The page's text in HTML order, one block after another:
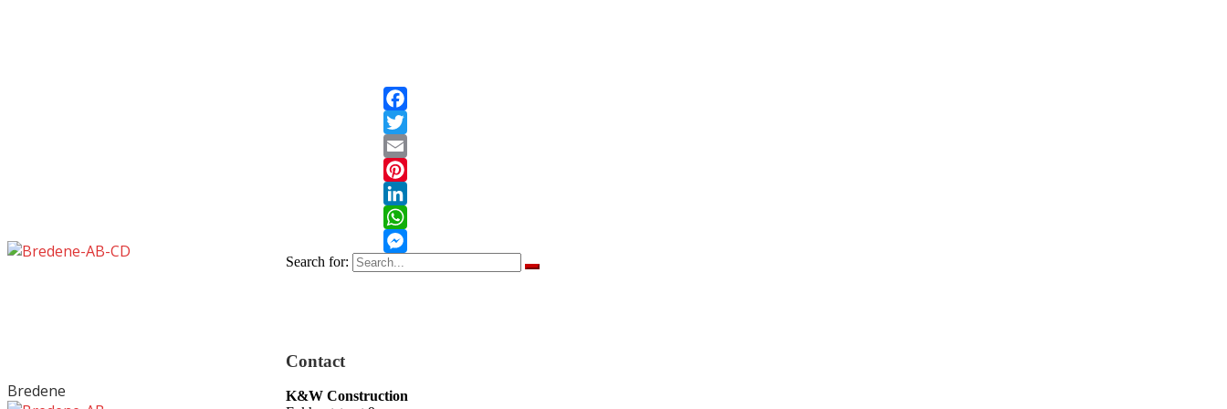
Bredene
Facebook
Twitter
Email
Pinterest
LinkedIn
WhatsApp
Messenger
Search for:
Contact
K&W Construction